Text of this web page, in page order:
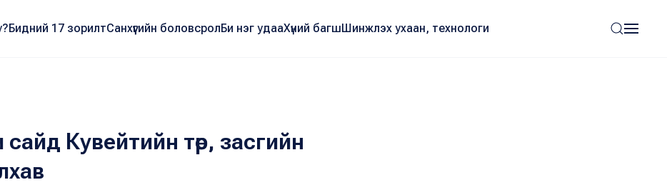
Бидний 17 зорилтСанхүүгийн боловсролБи нэг удааХүний багшШинжлэх ухаан, технологи
Кувейтийн төр, засгийн